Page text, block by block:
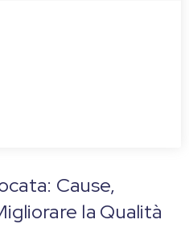
Cause,
la Qualità